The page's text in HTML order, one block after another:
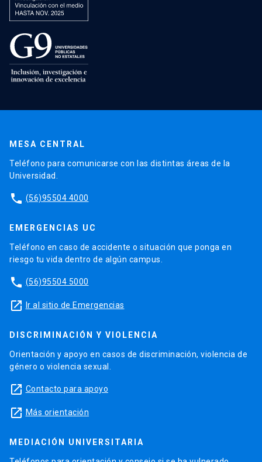
MESA CENTRAL
Teléfono para comunicarse con las distintas áreas de la
Universidad.
phone (56)95504 4000
EMERGENCIAS UC
Teléfono en caso de accidente o situación que ponga en
riesgo tu vida dentro de algún campus.
phone (56)95504 5000
launch Ir al sitio de Emergencias
DISCRIMINACIÓN Y VIOLENCIA
Orientación y apoyo en casos de discriminación, violencia de
género o violencia sexual.
launch Contacto para apoyo
launch Más orientación
MEDIACIÓN UNIVERSITARIA